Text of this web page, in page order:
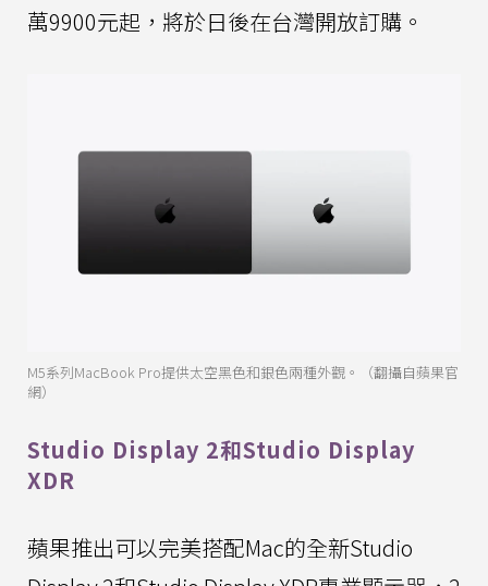
萬9900元起，將於日後在台灣開放訂購。
M5系列MacBook Pro提供太空黑色和銀色兩種外觀。（翻攝自蘋果官
網）
Studio Display 2和Studio Display
XDR
蘋果推出可以完美搭配Mac的全新Studio